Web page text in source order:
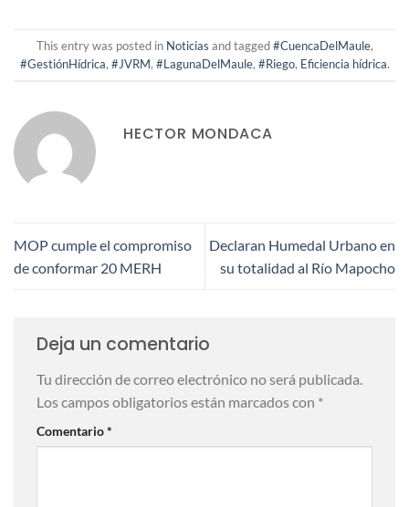
This entry was posted in Noticias and tagged#CuencaDelMaule,
#GestiónHídrica, #JVRM, #LagunaDelMaule, #Riego, Eficiencia hídrica.
HECTOR MONDACA
MOP cumple el compromiso
de conformar 20 MERH
Declaran Humedal Urbano en
su totalidad al Río Mapocho
Deja un comentario
Tu dirección de correo electrónico no será publicada.
Los campos obligatorios están marcados con *
Comentario*